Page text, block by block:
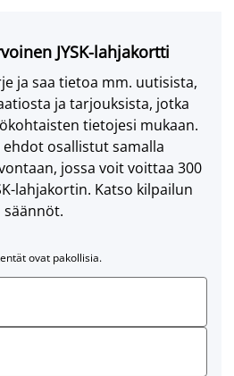
JYSK-lahjakortti
ja saa tietoa mm. uutisista,
ja tarjouksista, jotka
tietojesi mukaan.
ehdot osallistut samalla
jossa voit voittaa 300
lahjakortin. Katso kilpailun
säännöt.
ovat pakollisia.